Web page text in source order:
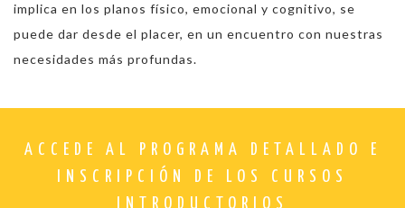
implica en los planos físico, emocional y cognitivo, se
puede dar desde el placer, en un encuentro con nuestras
necesidades más profundas.
ACCEDE AL PROGRAMA DETALLADO E
INSCRIPCIÓN DE LOS CURSOS
INTRODUCTORIOS